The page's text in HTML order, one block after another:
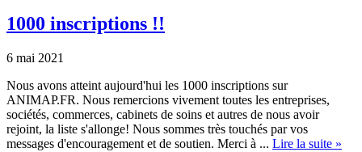
1000 inscriptions !!
6 mai 2021
Nous avons atteint aujourd'hui les 1000 inscriptions sur
ANIMAP.FR. Nous remercions vivement toutes les entreprises,
sociétés, commerces, cabinets de soins et autres de nous avoir
rejoint, la liste s'allonge! Nous sommes très touchés par vos
messages d'encouragement et de soutien. Merci à ... Lire la suite »